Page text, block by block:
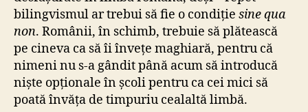
bilingvismul ar trebui să fie o condiție sine qua
non. Românii, în schimb, trebuie să plătească
pe cineva ca să îi învețe maghiară, pentru că
nimeni nu s-a gândit până acum să introducă
niște opționale în școli pentru ca cei mici să
poată învăța de timpuriu cealaltă limbă.